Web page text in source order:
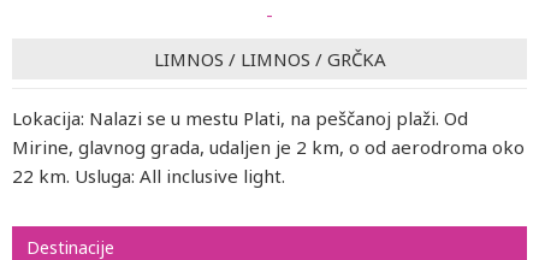
-
LIMNOS / LIMNOS / GRČKA
Lokacija: Nalazi se u mestu Plati, na peščanoj plaži. Od
Mirine, glavnog grada, udaljen je 2 km, o od aerodroma oko
22 km. Usluga: All inclusive light.
Destinacije